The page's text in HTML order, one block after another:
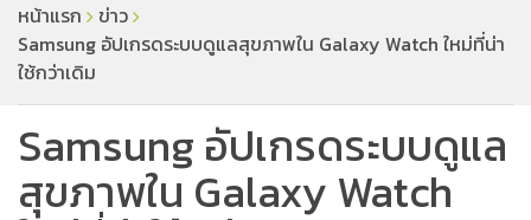
หน้าแรก
ข่าว
Samsung อัปเกรดระบบดูแลสุขภาพใน Galaxy Watch ใหม่ที่น่า
ใช้กว่าเดิม
Samsung อัปเกรดระบบดูแล
สุขภาพใน Galaxy Watch